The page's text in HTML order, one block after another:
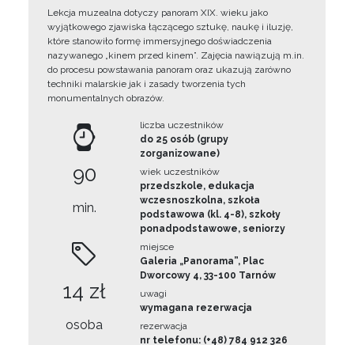
Lekcja muzealna dotyczy panoram XIX. wieku jako
wyjątkowego zjawiska łączącego sztukę, naukę i iluzję,
które stanowiło formę immersyjnego doświadczenia
nazywanego „kinem przed kinem”. Zajęcia nawiązują m.in.
do procesu powstawania panoram oraz ukazują zarówno
techniki malarskie jak i zasady tworzenia tych
monumentalnych obrazów.
90
min.
14 zł
osoba
liczba uczestników
do 25 osób (grupy
zorganizowane)
wiek uczestników
przedszkole, edukacja
wczesnoszkolna, szkoła
podstawowa (kl. 4-8), szkoły
ponadpodstawowe, seniorzy
miejsce
Galeria „Panorama”, Plac
Dworcowy 4, 33-100 Tarnów
uwagi
wymagana rezerwacja
rezerwacja
nr telefonu: (+48) 784 912 326